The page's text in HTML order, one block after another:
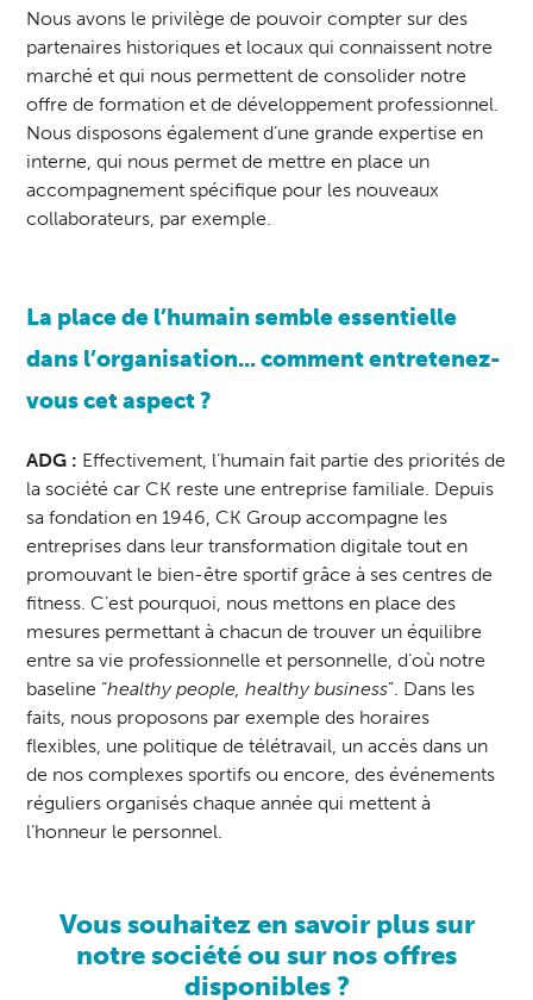
Nous avons le privilège de pouvoir compter sur des
partenaires historiques et locaux qui connaissent notre
marché et qui nous permettent de consolider notre
offre de formation et de développement professionnel.
Nous disposons également d’une grande expertise en
interne, qui nous permet de mettre en place un
accompagnement spécifique pour les nouveaux
collaborateurs, par exemple.
La place de l’humain semble essentielle
dans l’organisation... comment entretenez-
vous cet aspect ?
ADG : Effectivement, l’humain fait partie des priorités de
la société car CK reste une entreprise familiale. Depuis
sa fondation en 1946, CK Group accompagne les
entreprises dans leur transformation digitale tout en
promouvant le bien-être sportif grâce à ses centres de
fitness. C’est pourquoi, nous mettons en place des
mesures permettant à chacun de trouver un équilibre
entre sa vie professionnelle et personnelle, d’où notre
baseline “healthy people, healthy business”. Dans les
faits, nous proposons par exemple des horaires
flexibles, une politique de télétravail, un accès dans un
de nos complexes sportifs ou encore, des événements
réguliers organisés chaque année qui mettent à
l’honneur le personnel.
Vous souhaitez en savoir plus sur
notre société ou sur nos offres
disponibles ?